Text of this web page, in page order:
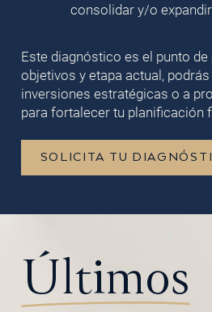
consolidar y/o
Este diagnóstico es el punto
objetivos y etapa actual,
inversiones estratégicas o a
para fortalecer tu planificación
SOLICITA TU
Últimos